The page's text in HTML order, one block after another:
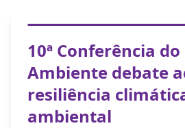
10ª Conferência
Ambiente debate
resiliência
ambiental